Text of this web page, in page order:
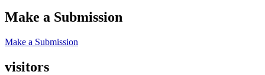
Make a Submission
Make a Submission
visitors